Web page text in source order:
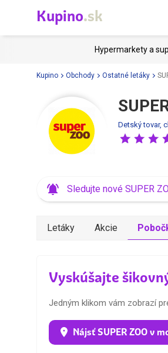
Kupino.sk
Hypermarkety a
Kupino Obchody Ostatné letáky
Detský tovar,
Sledujte nové SUPER
Letáky Akcie
Vyskúšajte
Jedným klikom vám zobrazí
Nájsť SUPER ZOO v